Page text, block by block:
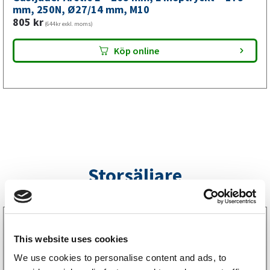
This website uses cookies
We use cookies to personalise content and ads, to
mm,
M10
mängd
mm, 250N, Ø27/14 mm, M10
805 kr (644kr exkl. moms)
Köp online
Storsäljare
LGF Skylt Självhäftande